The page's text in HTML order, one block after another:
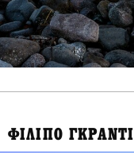
ΦΙΛΙΠΟ ΓΚΡΑΝΤΙ